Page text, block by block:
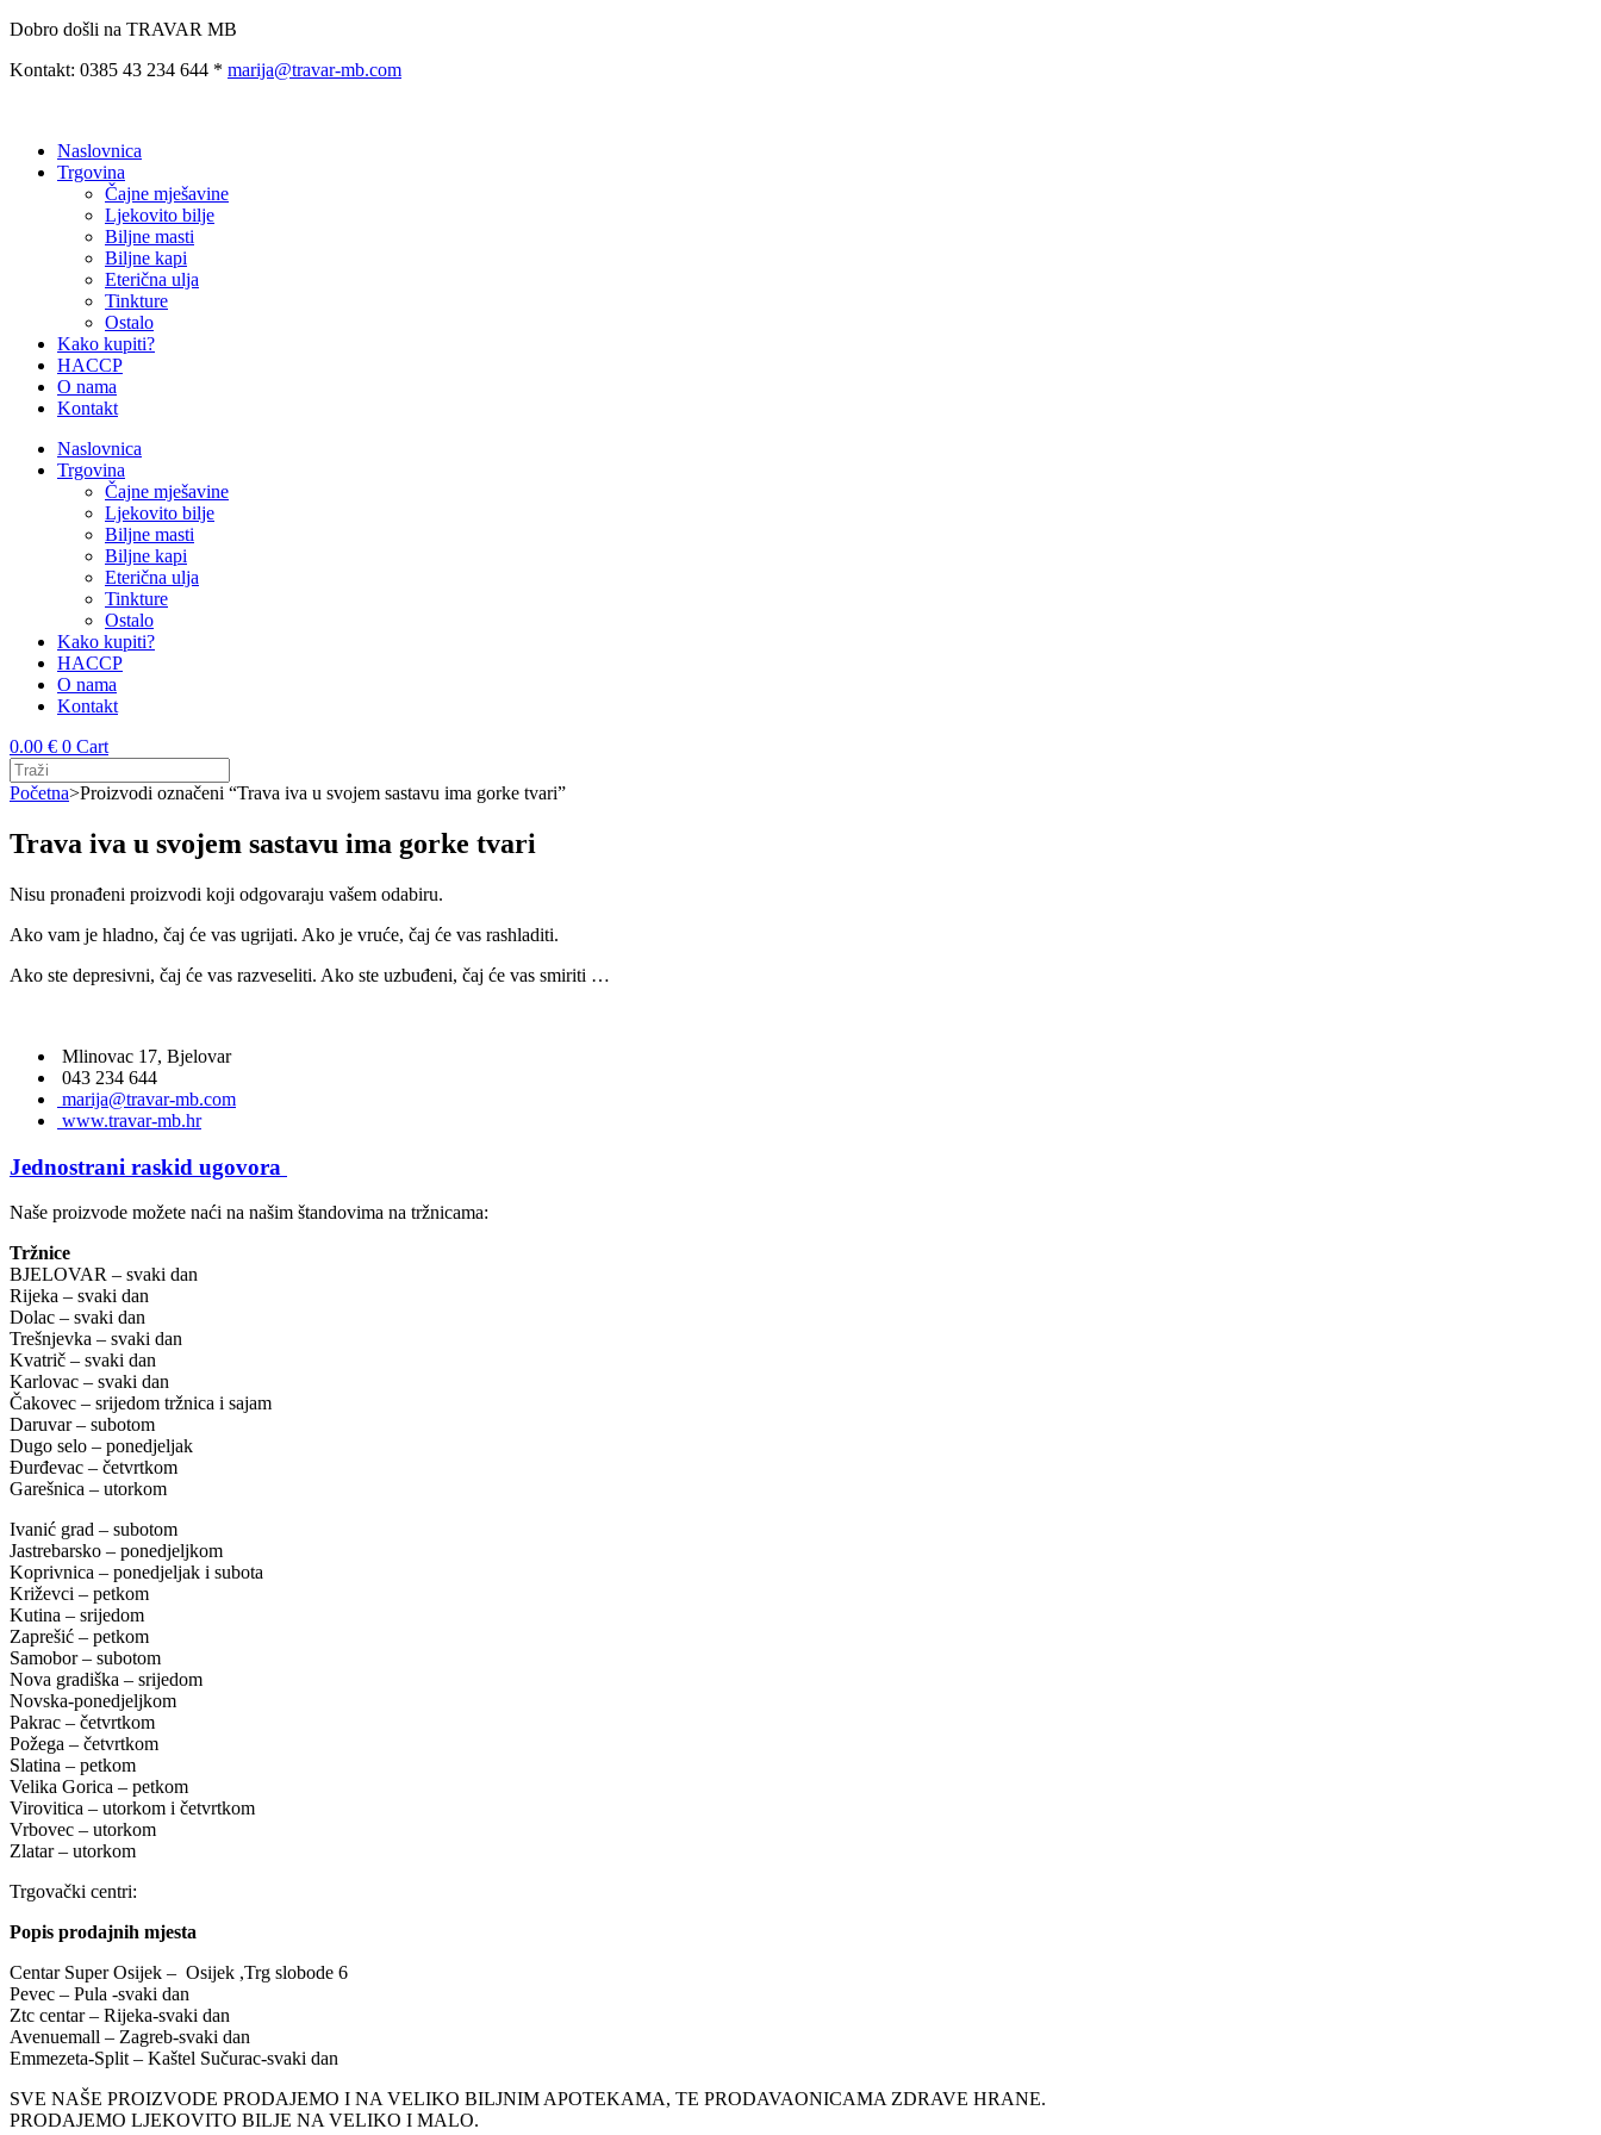
Preskoči
sadržaj
Dobro došli na TRAVAR MB
Kontakt: 0385 43 234 644 * marija@travar-mb.com
Naslovnica
Trgovina
Čajne mješavine
Ljekovito bilje
Biljne masti
Biljne kapi
Eterična ulja
Tinkture
Ostalo
Kako kupiti?
HACCP
O nama
Kontakt
Naslovnica
Trgovina
Čajne mješavine
Ljekovito bilje
Biljne masti
Biljne kapi
Eterična ulja
Tinkture
Ostalo
Kako kupiti?
HACCP
O nama
Kontakt
0.00 € 0 Cart
Početna>Proizvodi označeni “Trava iva u svojem sastavu ima gorke tvari”
Trava iva u svojem sastavu ima gorke tvari
Nisu pronađeni proizvodi koji odgovaraju vašem odabiru.
Ako vam je hladno, čaj će vas ugrijati. Ako je vruće, čaj će vas rashladiti.
Ako ste depresivni, čaj će vas razveseliti. Ako ste uzbuđeni, čaj će vas smiriti …
Mlinovac 17, Bjelovar
043 234 644
marija@travar-mb.com
www.travar-mb.hr
Jednostrani raskid ugovora
Naše proizvode možete naći na našim štandovima na tržnicama:
Tržnice
BJELOVAR – svaki dan
Rijeka – svaki dan
Dolac – svaki dan
Trešnjevka – svaki dan
Kvatrič – svaki dan
Karlovac – svaki dan
Čakovec – srijedom tržnica i sajam
Daruvar – subotom
Dugo selo – ponedjeljak
Đurđevac – četvrtkom
Garešnica – utorkom
Ivanić grad – subotom
Jastrebarsko – ponedjeljkom
Koprivnica – ponedjeljak i subota
Križevci – petkom
Kutina – srijedom
Zaprešić – petkom
Samobor – subotom
Nova gradiška – srijedom
Novska-ponedjeljkom
Pakrac – četvrtkom
Požega – četvrtkom
Slatina – petkom
Velika Gorica – petkom
Virovitica – utorkom i četvrtkom
Vrbovec – utorkom
Zlatar – utorkom
Trgovački centri:
Popis prodajnih mjesta
Centar Super Osijek – Osijek ,Trg slobode 6
Pevec – Pula -svaki dan
Ztc centar – Rijeka-svaki dan
Avenuemall – Zagreb-svaki dan
Emmezeta-Split – Kaštel Sučurac-svaki dan
SVE NAŠE PROIZVODE PRODAJEMO I NA VELIKO BILJNIM APOTEKAMA, TE PRODAVAONICAMA ZDRAVE HRANE.
PRODAJEMO LJEKOVITO BILJE NA VELIKO I MALO.